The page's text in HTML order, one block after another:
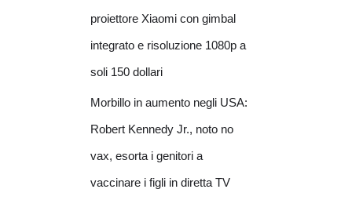
proiettore Xiaomi con gimbal
integrato e risoluzione 1080p a
soli 150 dollari
Morbillo in aumento negli USA:
Robert Kennedy Jr., noto no
vax, esorta i genitori a
vaccinare i figli in diretta TV